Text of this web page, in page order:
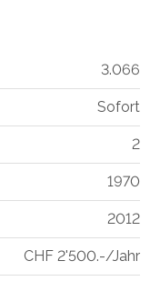
3.066
Sofort
2
1970
2012
CHF 2'500.-/Jahr